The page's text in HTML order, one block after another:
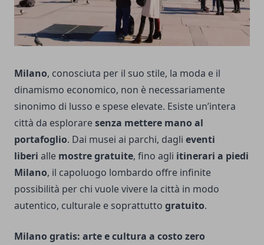
Milano, conosciuta per il suo stile, la moda e il
dinamismo economico, non è necessariamente
sinonimo di lusso e spese elevate. Esiste un’intera
città da esploraresenza mettere mano al
portafoglio. Dai musei ai parchi, dagli eventi
liberi alle mostre gratuite, fino agli itinerari a piedi
Milano, il capoluogo lombardo offre infinite
possibilità per chi vuole vivere la città in modo
autentico, culturale e soprattutto gratuito.
Milano gratis: arte e cultura a costo zero